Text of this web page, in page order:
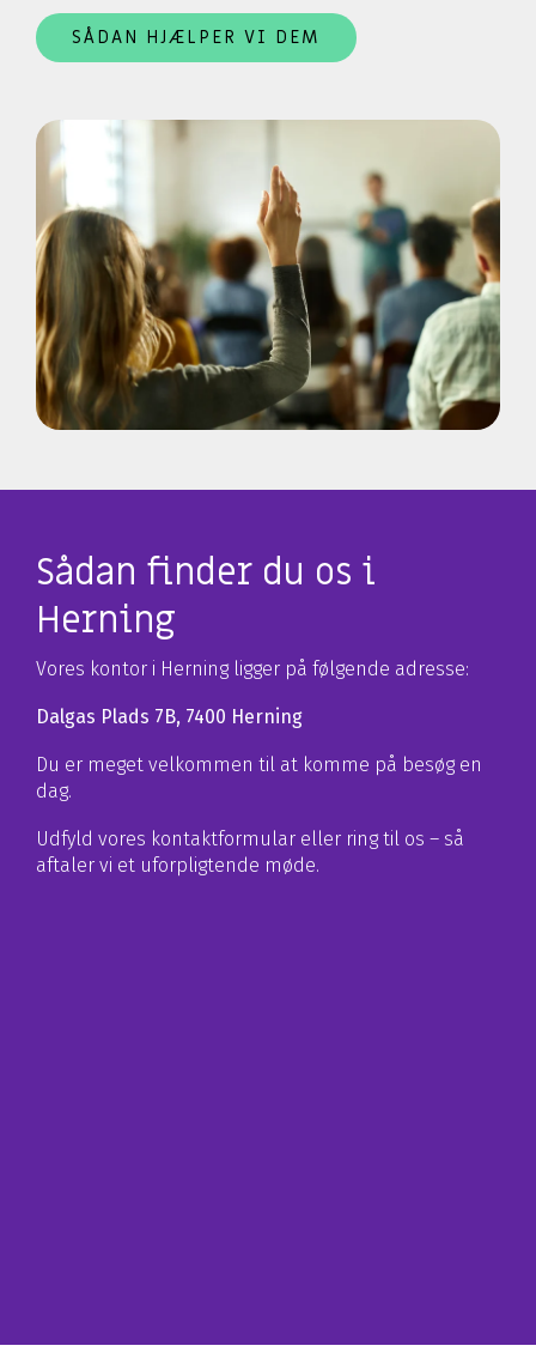
SÅDAN HJÆLPER VI DEM
Sådan finder du os i
Herning
Vores kontor i Herning ligger på følgende adresse:
Dalgas Plads 7B, 7400 Herning
Du er meget velkommen til at komme på besøg en
dag.
Udfyld vores kontaktformular eller ring til os – så
aftaler vi et uforpligtende møde.